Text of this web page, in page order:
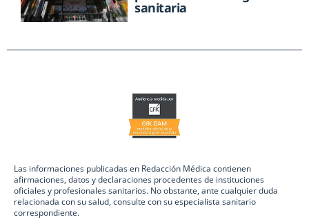
sanitaria
Las informaciones publicadas en Redacción Médica contienen
afirmaciones, datos y declaraciones procedentes de instituciones
oficiales y profesionales sanitarios. No obstante, ante cualquier duda
relacionada con su salud, consulte con su especialista sanitario
correspondiente.